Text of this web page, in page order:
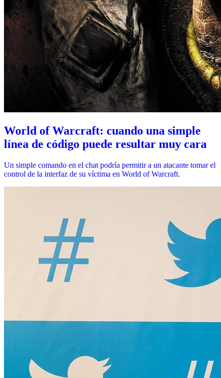
World of Warcraft: cuando una simple
línea de código puede resultar muy cara
Un simple comando en el chat podría permitir a un atacante tomar el
control de la interfaz de su víctima en World of Warcraft.